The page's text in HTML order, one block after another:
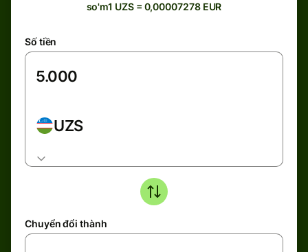
so'm1 UZS = 0,00007278 EUR
Số tiền
UZS
Chuyển đổi thành